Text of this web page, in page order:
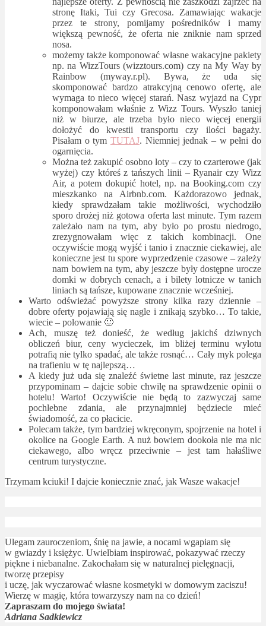
stronę Itaki, Tui czy Grecosa. Zamawiając wakacje
przez te strony, pomijamy pośredników i mamy
większą pewność, że oferta nie zniknie nam sprzed
nosa.
możemy także komponować własne wakacyjne pakiety
np. na WizzTours (wizztours.com) czy na My Way by
Rainbow (myway.r.pl). Bywa, że uda się
skomponować bardzo atrakcyjną cenowo ofertę, ale
wymaga to nieco więcej starań. Nasz wyjazd na Cypr
komponowałam właśnie z Wizz Tours. Wyszło taniej
niż w biurze, ale trzeba było nieco więcej energii
dołożyć do kwestii transportu czy ilości bagaży.
Pisałam o tym TUTAJ. Niemniej jednak – w pełni do
ogarnięcia.
Można też zakupić osobno loty – czy to czarterowe (jak
wyżej) czy któreś z tańszych linii – Ryanair czy Wizz
Air, a potem dokupić hotel, np. na Booking.com czy
mieszkanko na Airbnb.com. Każdorazowo jednak,
kiedy sprawdzałam takie możliwości, wychodziło
sporo drożej niż gotowa oferta last minute. Tym razem
zależało nam na tym, aby było po prostu niedrogo,
zrezygnowałam więc z takich kombinacji. One
oczywiście mogą wyjść i tanio i znacznie ciekawiej, ale
konieczne jest tu spore wyprzedzenie czasowe – zależy
nam bowiem na tym, aby jeszcze były dostępne urocze
domki w dobrych cenach, a i bilety lotnicze w tanich
liniach są tańsze, kupowane znacznie wcześniej.
Warto odświeżać powyższe strony kilka razy dziennie –
dobre oferty pojawiają się nagle i znikają szybko… To takie,
wiecie – polowanie 🙂
Ach, muszę też donieść, że według jakichś dziwnych
obliczeń biur, ceny wycieczek, im bliżej terminu wylotu
potrafią nie tylko spadać, ale także rosnąć… Cały myk polega
na trafieniu w tę najlepszą…
A kiedy już uda się znaleźć świetne last minute, raz jeszcze
przypominam – dajcie sobie chwilę na sprawdzenie opinii o
hotelu! Warto! Oczywiście nie będą to zazwyczaj same
pochlebne zdania, ale przynajmniej będziecie mieć
świadomość, za co płacicie.
Polecam także, tym bardziej wkręconym, spojrzenie na hotel i
okolice na Google Earth. A nuż bowiem dookoła nie ma nic
ciekawego, albo wręcz przeciwnie – jest tam hałaśliwe
centrum turystyczne.
Trzymam kciuki! I dajcie koniecznie znać, jak Wasze wakacje!
Ulegam zauroczeniom, śnię na jawie, a nocami wgapiam się
w gwiazdy i księżyc. Uwielbiam inspirować, pokazywać rzeczy
piękne i niebanalne. Zakochałam się w naturalnej pielęgnacji,
tworzę przepisy
i uczę, jak wyczarować własne kosmetyki w domowym zaciszu!
Wierzę w magię, która towarzyszy nam na co dzień!
Zapraszam do mojego świata!
Adriana Sadkiewicz